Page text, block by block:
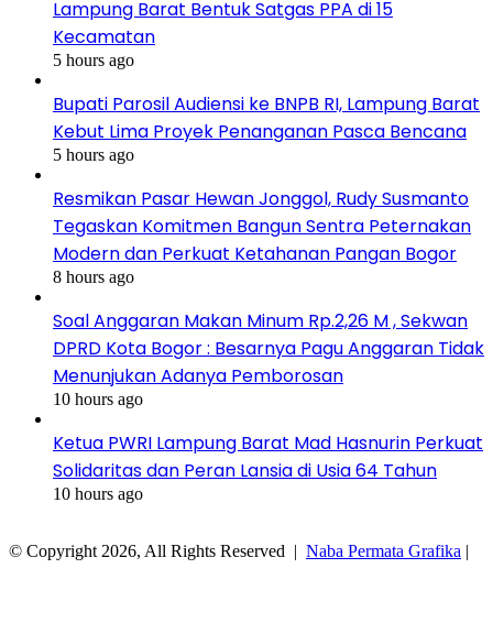
Lampung Barat Bentuk Satgas PPA di 15
Kecamatan
5 hours ago
Bupati Parosil Audiensi ke BNPB RI, Lampung Barat
Kebut Lima Proyek Penanganan Pasca Bencana
5 hours ago
Resmikan Pasar Hewan Jonggol, Rudy Susmanto
Tegaskan Komitmen Bangun Sentra Peternakan
Modern dan Perkuat Ketahanan Pangan Bogor
8 hours ago
Soal Anggaran Makan Minum Rp.2,26 M , Sekwan
DPRD Kota Bogor : Besarnya Pagu Anggaran Tidak
Menunjukan Adanya Pemborosan
10 hours ago
Ketua PWRI Lampung Barat Mad Hasnurin Perkuat
Solidaritas dan Peran Lansia di Usia 64 Tahun
10 hours ago
© Copyright 2026, All Rights Reserved | Naba Permata Grafika |